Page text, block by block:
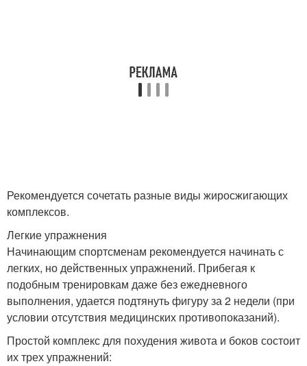
Рекомендуется сочетать разные виды жиросжигающих
комплексов.
Легкие упражнения
Начинающим спортсменам рекомендуется начинать с
легких, но действенных упражнений. Прибегая к
подобным тренировкам даже без ежедневного
выполнения, удается подтянуть фигуру за 2 недели (при
условии отсутствия медицинских противопоказаний).
Простой комплекс для похудения живота и боков состоит
их трех упражнений: